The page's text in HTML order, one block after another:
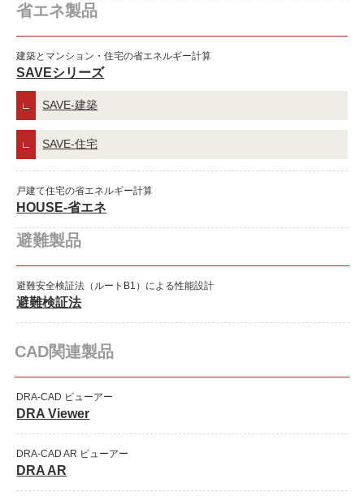
省エネ製品
建築とマンション・住宅の省エネルギー計算
SAVEシリーズ
SAVE-建築
SAVE-住宅
戸建て住宅の省エネルギー計算
HOUSE-省エネ
避難製品
避難安全検証法（ルートB1）による性能設計
避難検証法
CAD関連製品
DRA-CAD ビューアー
DRA Viewer
DRA-CAD AR ビューアー
DRA AR